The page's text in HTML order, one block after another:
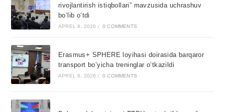
rivojlantirish istiqbollari” mavzusida uchrashuv
bo‘lib o‘tdi
APREL 8, 2026 / 0 COMMENTS
Erasmus+ SPHERE loyihasi doirasida barqaror
transport bo‘yicha treninglar o‘tkazildi
APREL 6, 2026 / 0 COMMENTS